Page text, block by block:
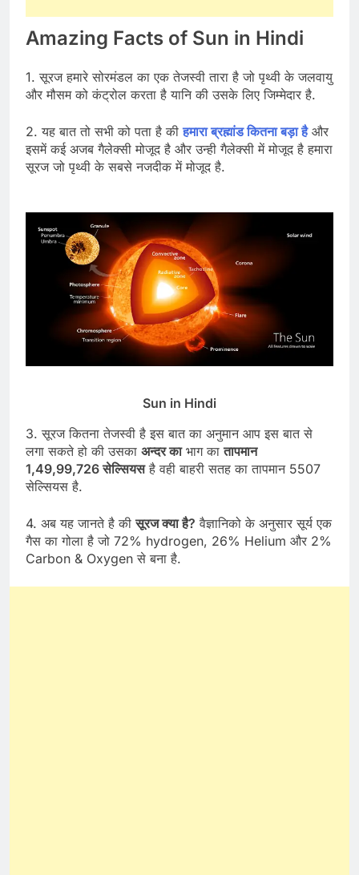
Amazing Facts of Sun in Hindi
1. सूरज हमारे सोरमंडल का एक तेजस्वी तारा है जो पृथ्वी के जलवायु
और मौसम को कंट्रोल करता है यानि की उसके लिए जिम्मेदार है.
2. यह बात तो सभी को पता है कीहमारा ब्रह्मांड कितना बड़ा हैऔर
इसमें कई अजब गैलेक्सी मोजूद है और उन्ही गैलेक्सी में मोजूद है हमारा
सूरज जो पृथ्वी के सबसे नजदीक में मोजूद है.
Sun in Hindi
3. सूरज कितना तेजस्वी है इस बात का अनुमान आप इस बात से
लगा सकते हो की उसका अन्दर काभाग कातापमान
1,49,99,726 सेल्सियसहै वही बाहरी सतह का तापमान 5507
सेल्सियस है.
4. अब यह जानते है कीसूरज क्या है? वैज्ञानिको के अनुसार सूर्य एक
गैस का गोला है जो 72% hydrogen, 26% Helium और 2%
Carbon & Oxygen से बना है.